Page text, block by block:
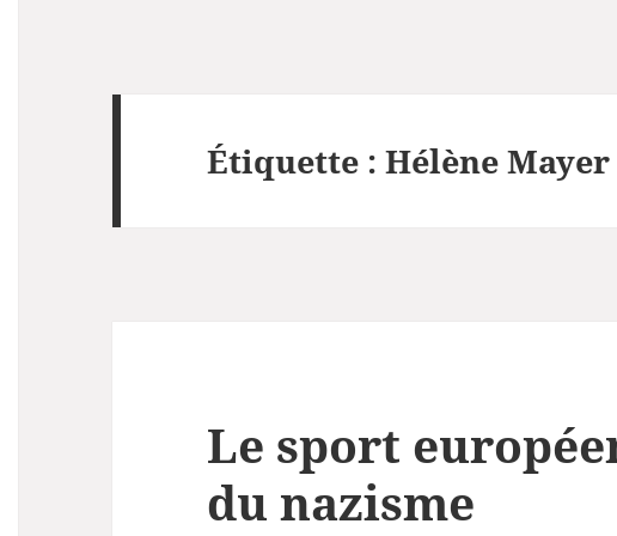
Étiquette :Hélène Mayer
Le sport
du nazisme